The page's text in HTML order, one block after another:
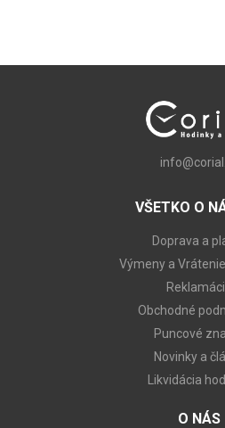
VŠETKO O
Doprava a
Výmeny a
Obchodné
Puncové
Novinky a
Likvidácia
O NÁS